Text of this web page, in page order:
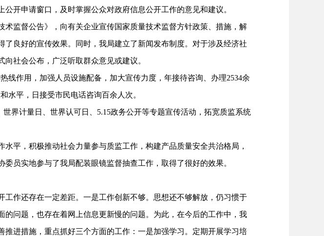
开申请窗口，及时掌握公众对政府信息公开工作的意见和建议。
监督公告》，向有关企业宣传国家质量技术监督方针政策、措施，解
良好的宣传效果。同时，我局建立了新闻发布制度。对于涉及经济社
社会公布，广泛听取群众意见或建议。
作用，加强人员设施配备，加大宣传力度，年接待咨询、办理2534余
水平，日接受市民电话咨询百余人次。
计量日、世界认可日、5.15政务公开等专题宣传活动，拓宽质监系统
，积极推动社会力量参与质监工作，构建产品质量安全共治格局，
员实地参与了我局配装眼镜监督抽查工作，取得了很好的效果。
作还存在一定差距。一是工作创新不够。思想还不够解放，仍习惯于
问题，也存在着网上信息更新慢的问题。为此，在今后的工作中，我
进措施，重点抓好三个方面的工作：一是加强学习。定期开展学习培